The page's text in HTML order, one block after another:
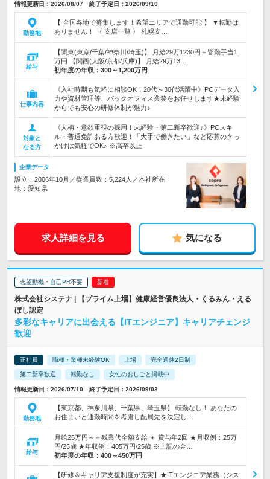
情報更新日：2026/08/07 終了予定日：2026/09/10
勤務地
【 全国各地で募集します！希望エリアで通勤可能 】 ▼転勤は
ありません！ 〈 支店一覧 〉 札幌支…
給与
【関東(東京/千葉/神奈川/埼玉)】 月給29万1230円＋皆勤手当1
万円 【関西(大阪/京都/兵庫)】 月給29万13…
初年度の年収： 300～1,200万円
仕事内容
《入社時期も気軽に相談OK！20代～30代活躍中》PCデータ入
力や資材管理等、バックオフィス業務をお任せします★未経験
からでも安心の研修体制が魅力♪
対象と
なる方
《人柄・意欲重視の採用！未経験・第二新卒歓迎♪》PCスキ
ル・普通免許ある方歓迎！「大手で働きたい」など応募のきっ
かけは気軽でOK♪ ※高卒以上
企業データ
設立：2006年10月／従業員数：5,224人／本社所在
地：愛知県
求人詳細を見る 気になる
志望動機・自己PR不要
株式会社システナ | 【プライム上場】健康経営優良法人・くるみん・える
ぼし認定
多彩なキャリアに出会える【ITエンジニア】キャリアチェンジ
歓迎
正社員 職種・業種未経験OK 上場 完全週休2日制
第二新卒歓迎 転勤なし 女性のおしごと掲載中
情報更新日：2026/07/10 終了予定日：2026/09/03
勤務地
【東京都、神奈川県、千葉県、埼玉県】 転勤なし！ あなたの
お住まいと通勤時間を考慮し配属先を決定し…
給与
月給25万円～＋残業代全額支給 ＋ 賞与年2回 ★月収例：25万
円/25歳 ★年収例：405万円/25歳 ※上記の金…
初年度の年収： 400～450万円
【研修＆キャリア支援制度が充実】★ITエンジニア業務（シス